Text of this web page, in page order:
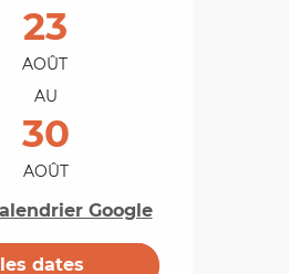
23
AOÛT
AU
30
AOÛT
Google
dates